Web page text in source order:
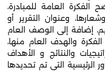
العامة للمبادرة،
وعنوان التقرير أو
إضافة إلى الوصف العام
والهدف العام منها،
والنتائج و الأهداف
التي تم تحديدها